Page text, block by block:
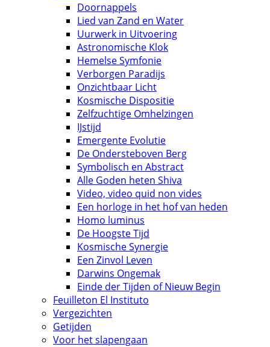
Doornappels
Lied van Zand en Water
Uurwerk in Uitvoering
Astronomische Klok
Hemelse Symfonie
Verborgen Paradijs
Onzichtbaar Licht
Kosmische Dispositie
Zelfzuchtige Omhelzingen
IJstijd
Emergente Evolutie
De Ondersteboven Berg
Symbolisch en Abstract
Alle Goden heten Shiva
Video, video quid non vides
Een horloge in het hof van heden
Homo luminus
De Hoogste Tijd
Kosmische Synergie
Een Zinvol Leven
Darwins Ongemak
Einde der Tijden of Nieuw Begin
Feuilleton El Instituto
Vergezichten
Getijden
Voor het slapengaan